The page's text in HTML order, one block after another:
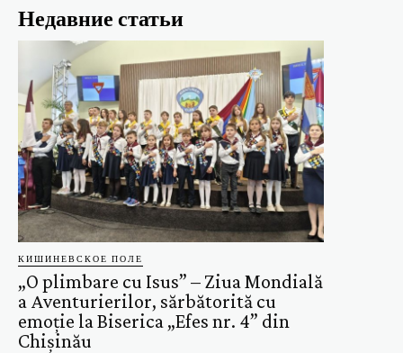
Недавние статьи
КИШИНЕВСКОЕ ПОЛЕ
„O plimbare cu Isus” – Ziua Mondială
a Aventurierilor, sărbătorită cu
emoție la Biserica „Efes nr. 4” din
Chișinău